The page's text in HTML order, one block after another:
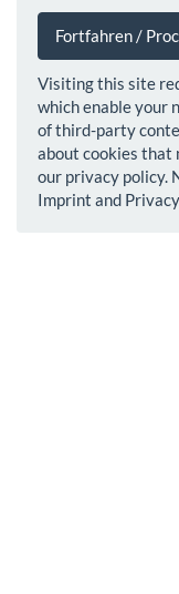
Fortfahren /
Visiting this site
which enable your
of third-party
about cookies that
our privacy policy.
Imprint and Privacy.